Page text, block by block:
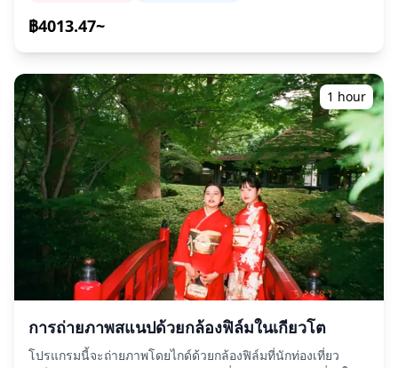
คุณจะไม่รู้สึกกระหายน้ำ โปรดดื่มน้ำบ่อย ๆ โปรดใช้มาตรการ
ติดตัวไปด้วยในกรณีที่ฝนตก (ไม่อนุญาตให้ใช้ร่มกันฝนเนื่องจาก
บดบังทัศนวิสัย) โปรดทราบว่าสิ่งอำนวยความสะดวกในห้องน้ำที่
⚠︎ ไม่เพียงพอ - ห้ามใช้ขาตั้งกล้องในบริเวณอัฒจันทร์ ไม่
อนุญาตให้ถ่ายภาพและวิดีโอในบริเวณอัฒจันทร์ - ผู้ที่มี
พฤติกรรมรบกวนผู้อื่นทั้งภายในและภายนอกสถานที่จัดงาน และ
ไม่ปฏิบัติตามคำแนะนำของเจ้าหน้าที่จะถูกขอให้ออกจากสถานที่
จัดงานโดยเด็ดขาด จะไม่มีการคืนเงินตั๋วในกรณีดังกล่าว -
กิจกรรมอาจมีการเปลี่ยนแปลงหรือยกเลิกเนื่องจากผลกระทบของ
การติดเชื้อไวรัสโคโรนาสายพันธุ์ใหม่ เป็นต้น - โปรดปฏิบัติตาม
นโยบายของรัฐบาลระดับชาติและระดับท้องถิ่นเกี่ยวกับการ
ควบคุมการติดเชื้อ - ผู้จัดงานจะไม่รับผิดชอบต่อความเสียหายใด
ๆ ที่เกิดขึ้นภายในอัฒจันทร์ ![]
(https://assets.hldycdn.com/events/
![]
(https://assets.hldycdn.com/experiences/
![]
(https://assets.hldycdn.com/experiences/
![]
(https://assets.hldycdn.com/experiences/
![]
(https://assets.hldycdn.com/experiences/
![]
(https://assets.hldycdn.com/experiences/
เดินทางของคุณ, จับภาพองค์ประกอบที่เป็นธรรมชาติ และระบุ
จุดถ่ายภาพที่เหมาะสม. (โปรดแบ่งปันสถานที่ที่คุณต้องการกับ
เรา!)\n\nเซสชันการถ่ายภาพมีให้บริการ ทุกที่ใน Gion area
และสามารถจองได้ล่วงหน้า 3 วัน. เราจะจัดหาช่างภาพที่พูด
ภาษาอังกฤษ/จีน/เกาหลี.\n\nไฟล์ภาพต้นฉบับ 100+ ไฟล์จะส่ง
มอบภายในหนึ่งสัปดาห์, และคุณสามารถเลือกภาพโปรด 10 ภาพ
เพื่อแต่งแต้ม. การแก้ไขจะทำเพื่อสร้างบรรยากาศเฉพาะ และ
หากต้องการ สามารถปรับแต่งอารมณ์และสีสันได้\n\nให้เราจับ
ภาพช่วงเวลาพิเศษของคุณ ในเกียวโต ผ่านบริการถ่ายภาพของ
เรา!\n\nข้อมูลสำคัญ:\n・หากคุณมาถึงช้ากว่าเวลานัดหมายที่
กำหนด, ระยะเวลาการถ่ายภาพและจำนวนภาพที่ส่งมอบอาจลด
ลง.\n・หากมีการพยากรณ์ฝนสำหรับจุดถ่ายภาพ 3 วันก่อนวันที่
กำหนด หรือหากฝนตกโดยไม่คาดคิดในวันถ่ายภาพ มีตัวเลือก 3
ข้อ: (1) เลื่อนวันและเวลา (2) เปลี่ยนสถานที่ หรือ (3) ยกเลิกการ
ถ่ายภาพ\n\n![]
(https://assets.hldycdn.com/experiences/
[]
(https://assets.hldycdn.com/experiences/
(https://assets.hldycdn.com/experiences/
฿4013.47~
1 hour
การถ่ายภาพสแนปด้วยกล้องฟิล์มในเกียวโต
โปรแกรมนี้จะถ่ายภาพโดยไกด์ด้วยกล้องฟิล์มที่นักท่องเที่ยว